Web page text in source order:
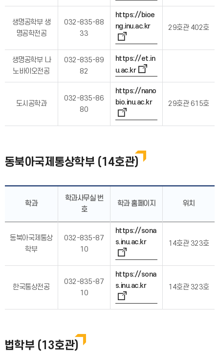
생명공학부 생
명공학전공
032-835-88
33
https://bioe
ng.inu.ac.kr
29호관 402호
생명공학부 나
노바이오전공
032-835-89
82
https://et.in
u.ac.kr
도시공학과
032-835-86
80
https://nano
bio.inu.ac.kr
29호관 615호
동북아국제통상학부 (14호관)
학과
학과사무실 번
호
학과 홈페이지 위치
동북아국제통상
학부
032-835-87
10
https://sona
s.inu.ac.kr
14호관 323호
한국통상전공
032-835-87
10
https://sona
s.inu.ac.kr
14호관 323호
법학부 (13호관)